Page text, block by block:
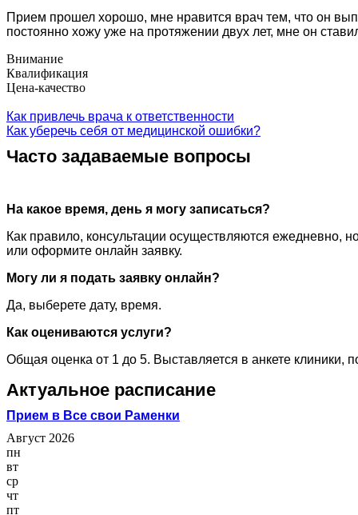
Прием прошел хорошо, мне нравится врач тем, что он
постоянно хожу уже на протяжении двух лет, мне он
Внимание
Квалификация
Цена-качество
Как привлечь врача к ответственности
Как уберечь себя от медицинской ошибки?
Часто задаваемые вопросы
На какое время, день я могу записаться?
Как правило, консультации осуществляются ежедневно,
или оформите онлайн заявку.
Могу ли я подать заявку онлайн?
Да, выберете дату, время.
Как оцениваются услуги?
Общая оценка от 1 до 5. Выставляется в анкете клиники,
Актуальное расписание
Прием в Все свои Раменки
Август 2026
пн
вт
ср
чт
пт